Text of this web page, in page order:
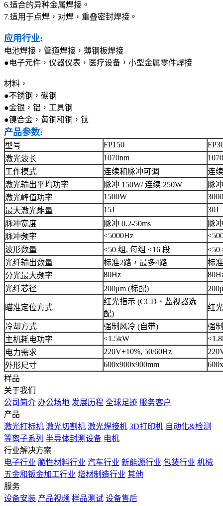
6.适合的异种金属焊接。
7.适用于点焊，对焊，重叠密封焊接。
应用行业:
电池焊接，管道焊接，薄钢板焊接
●电子元件，仪器仪表，医疗设备，小型金属零件焊接
材料，
●不锈钢，碳钢
●金银，铝，工具钢
●镍合金，黄铜和铜，钛
产品参数:
型号 FP150
激光波长
1070nm
工作模式
连续和脉冲可调
连
激光输出平均功率
脉冲 150W/ 连续 250W
脉
激光峰值功率
1500W
最大激光能量
15J
30J
脉冲宽度
脉冲 0.2-50ms
脉
脉冲频率
≤5000Hz
波形数量
≤50 组, 每组 ≤16 段
≤50
光纤输出数量
标准2路，最多4路
标
分光最大频率
80Hz
光纤芯径
200μm (标配)
瞄准定位方式
红光指示 (CCD、监视器选
配)
红
冷却方式 强制风冷 (自带)
强
主机耗电功率
<1.5kW
电力需求
220V±10%, 50/60Hz
外形尺寸
600x900x900mm
样品
关于我们
公司简介 办公场地 发展历程 全球足迹 服务客户
产品
激光打标机 激光切割机 激光焊接机 3D打印机 自动化&检测
等离子系列 半导体封测设备 电机
行业解决方案
电子行业 脆性材料行业 汽车行业 新能源行业 包装行业 机械
五金和钣金加工行业 增材制造行业 其他
服务
设备安装 产品视频 样品测试 设备售后